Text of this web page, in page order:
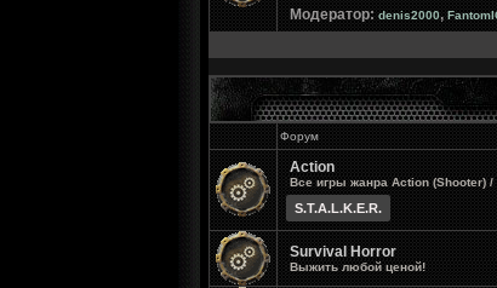
Модератор: denis2000,
Форум
Action
Все игры жанра Action (Shooter) /
S.T.A.L.K.E.R.
Survival Horror
Выжить любой ценой!